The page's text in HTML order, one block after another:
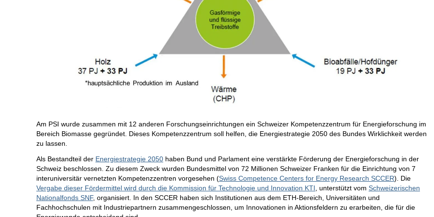
Am PSI wurde zusammen mit 12 anderen Forschungseinrichtungen ein Schweizer Kompetenzzentrum für Energieforschung im
Bereich Biomasse gegründet. Dieses Kompetenzzentrum soll helfen, die Energiestrategie 2050 des Bundes Wirklichkeit werden
zu lassen.
Als Bestandteil der Energiestrategie 2050 haben Bund und Parlament eine verstärkte Förderung der Energieforschung in der
Schweiz beschlossen. Zu diesem Zweck wurden Bundesmittel von 72 Millionen Schweizer Franken für die Einrichtung von 7
interuniversitär vernetzten Kompetenzzentren vorgesehen (Swiss Competence Centers for Energy Research SCCER). Die
Vergabe dieser Fördermittel wird durch die Kommission für Technologie und Innovation KTI , unterstützt vom Schweizerischen
Nationalfonds SNF, organisiert. In den SCCER haben sich Institutionen aus dem ETH-Bereich, Universitäten und
Fachhochschulen mit Industriepartnern zusammengeschlossen, um Innovationen in Aktionsfeldern zu erarbeiten, die für die